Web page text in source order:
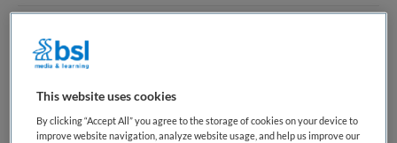
Tandheelkunde
Verpleegkunde (1783)
This website uses cookies
By clicking “Accept All” you agree to the storage of cookies on your device to
improve website navigation, analyze website usage, and help us improve our